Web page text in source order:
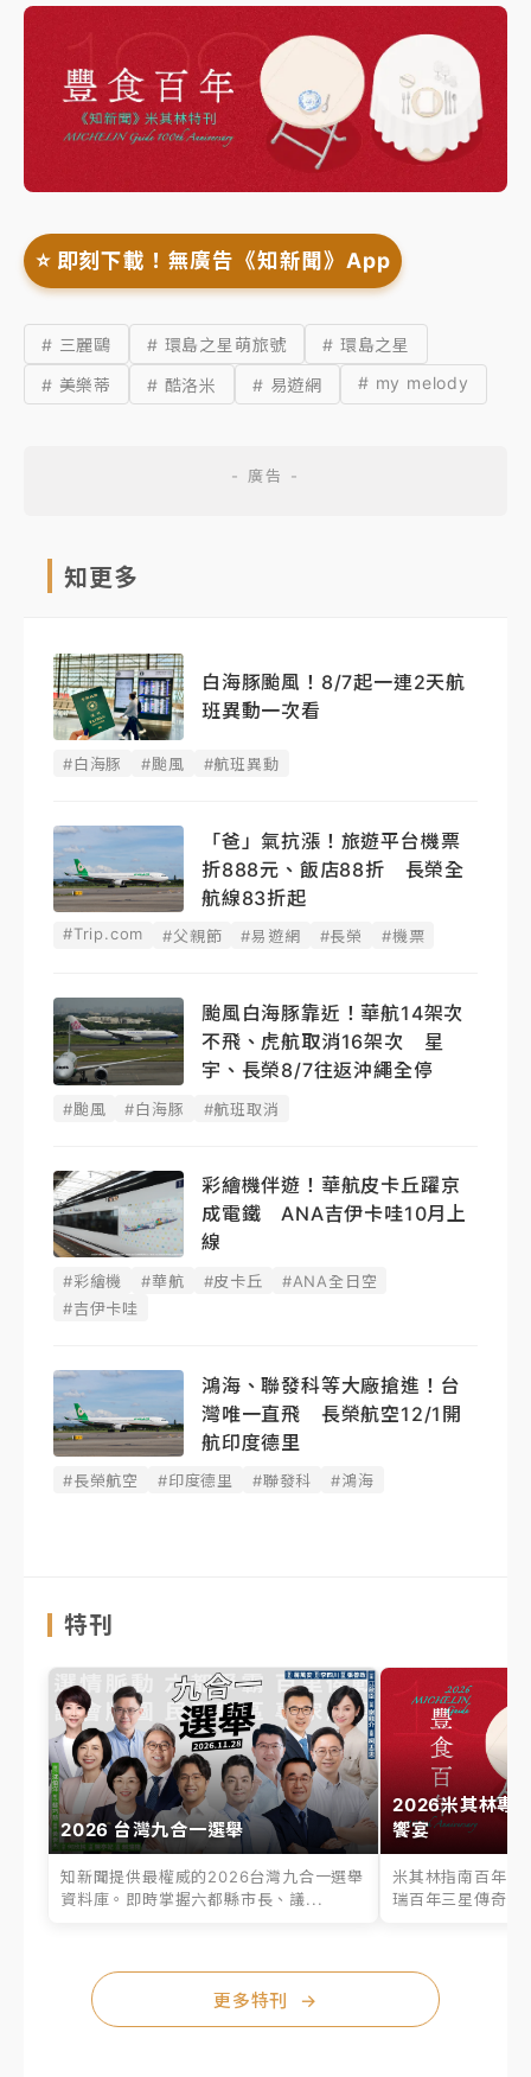
⭐️ 即刻下載！無廣告《知新聞》App
# 三麗鷗 # 環島之星萌旅號
# 環島之星
# 美樂蒂
# 酷洛米 # 易遊網 # my melody
知更多
白海豚颱風！8/7起一連2天航
班異動一次看
#白海豚 #颱風 #航班異動
「爸」氣抗漲！旅遊平台機票
折888元、飯店88折 長榮全
航線83折起
#Trip.com #父親節 #易遊網 #長榮 #機票
颱風白海豚靠近！華航14架次
不飛、虎航取消16架次 星
宇、長榮8/7往返沖繩全停
#颱風 #白海豚 #航班取消
彩繪機伴遊！華航皮卡丘躍京
成電鐵 ANA吉伊卡哇10月上
線
#彩繪機 #華航 #皮卡丘
#ANA全日空
#吉伊卡哇
鴻海、聯發科等大廠搶進！台
灣唯一直飛 長榮航空12/1開
航印度德里
#長榮航空 #印度德里 #聯發科 #鴻海
特刊
2026 台灣九合一選舉
知新聞提供最權威的2026台灣九合一選舉
資料庫。即時掌握六都縣市長、議...
2026米其林專
饗宴
米其林指南百年之
瑞百年三星傳奇、
更多特刊 →